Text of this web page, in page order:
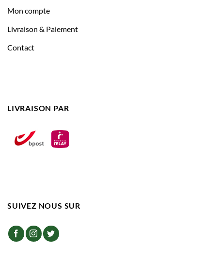
Mon compte
Livraison & Paiement
Contact
LIVRAISON PAR
SUIVEZ NOUS SUR